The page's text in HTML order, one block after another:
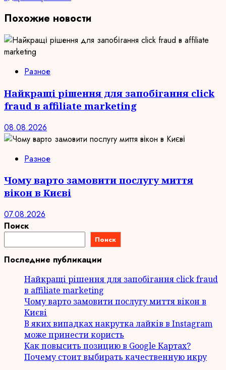
Похожие новости
Разное
Найкращі рішення для запобігання click
fraud в affiliate marketing
08.08.2026
Разное
Чому варто замовити послугу миття
вікон в Києві
07.08.2026
Поиск
Поиск
Последние публикации
Найкращі рішення для запобігання click fraud
в affiliate marketing
Чому варто замовити послугу миття вікон в
Києві
В яких випадках накрутка лайків в Instagram
може принести користь
Как повысить позицию в Google Картах?
Почему стоит выбирать качественную икру